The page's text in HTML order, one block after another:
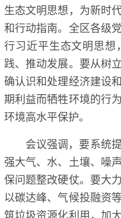
生态文明思想，为新时
和行动指南。全区各级
行习近平生态文明思
践、推动发展。要从树
确认识和处理经济建设
期利益而牺牲环境的行
环境高水平保护。
会议强调，要系统
强大气、水、土壤、噪
保问题整改硬仗。要大
以碳达峰、气候投融资
筑垃圾资源化利用，加